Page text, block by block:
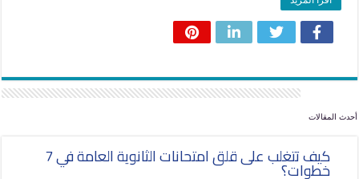
أحدث المقالات
كيف تتغلب على قلق امتحانات الثانوية العامة في 7
خطوات؟